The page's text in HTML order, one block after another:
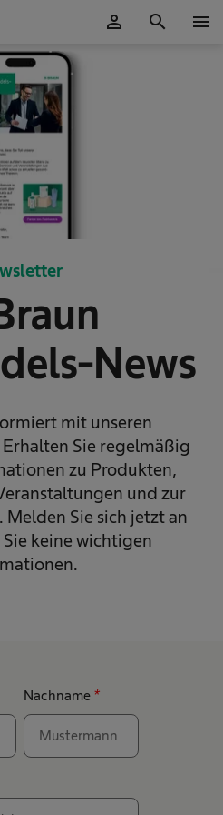
person search menu
News
mit unseren
Sie regelmäßig
zu Produkten,
und zur
Sie sich jetzt an
keine wichtigen
Nachname *